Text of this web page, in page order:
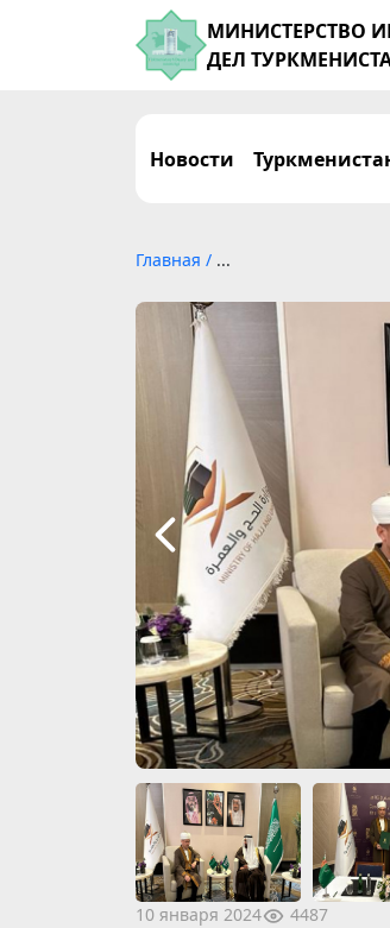
МИНИСТЕРСТВО
ДЕЛ
Новости
Главная / ...
10 января 2024 4487